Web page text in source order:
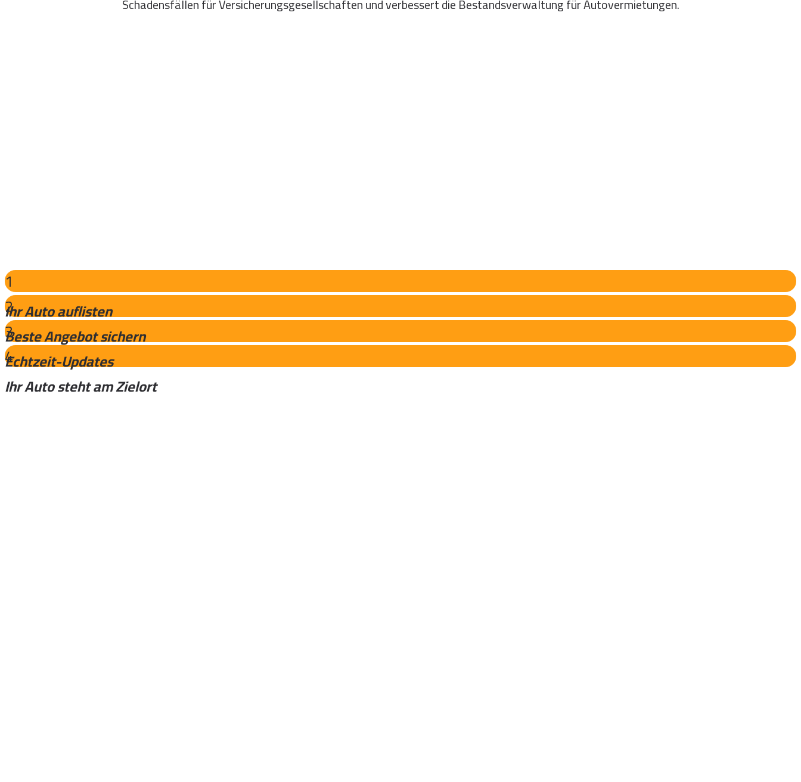
1
Ihr Auto auflisten
2
Beste Angebot sichern
3
Echtzeit-Updates
4
Ihr Auto steht am Zielort